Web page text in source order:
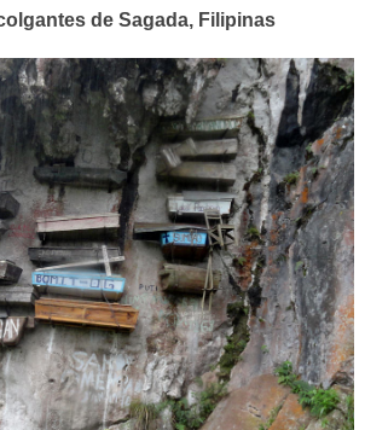
de Sagada, Filipinas